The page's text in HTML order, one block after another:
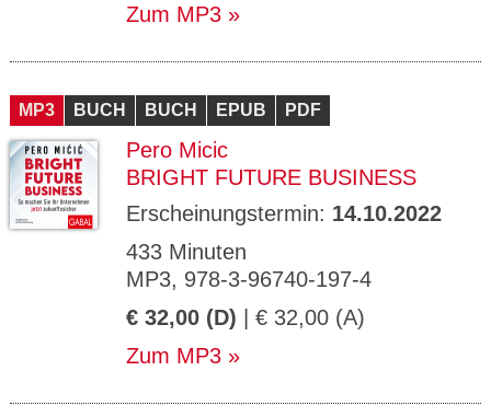
Zum MP3
MP3 BUCH BUCH EPUB PDF
Pero Micic
BRIGHT FUTURE BUSINESS
Erscheinungstermin: 14.10.2022
433 Minuten
MP3, 978-3-96740-197-4
€ 32,00 (D) | € 32,00 (A)
Zum MP3